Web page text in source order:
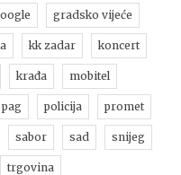
gradsko vijeće
kk zadar koncert
krađa mobitel
pag policija promet
sabor sad snijeg
trgovina